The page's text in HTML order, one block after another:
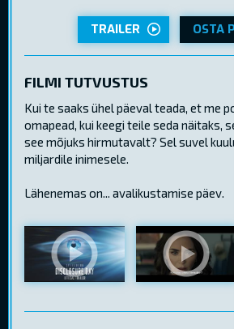
TRAILER OSTA
FILMI TUTVUSTUS
Kui te saaks ühel päeval teada, et me
omapead, kui keegi teile seda näitaks,
see mõjuks hirmutavalt? Sel suvel
miljardile inimesele.
Lähenemas on... avalikustamise päev.